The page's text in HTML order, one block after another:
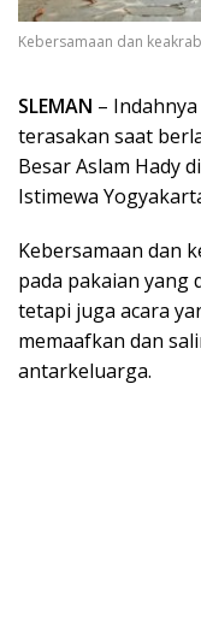
Kebersamaan dan
SLEMAN –
terasakan saat
Besar Aslam Hady
Istimewa
Kebersamaan dan
pada pakaian yang
tetapi juga acara
memaafkan dan
antarkeluarga.